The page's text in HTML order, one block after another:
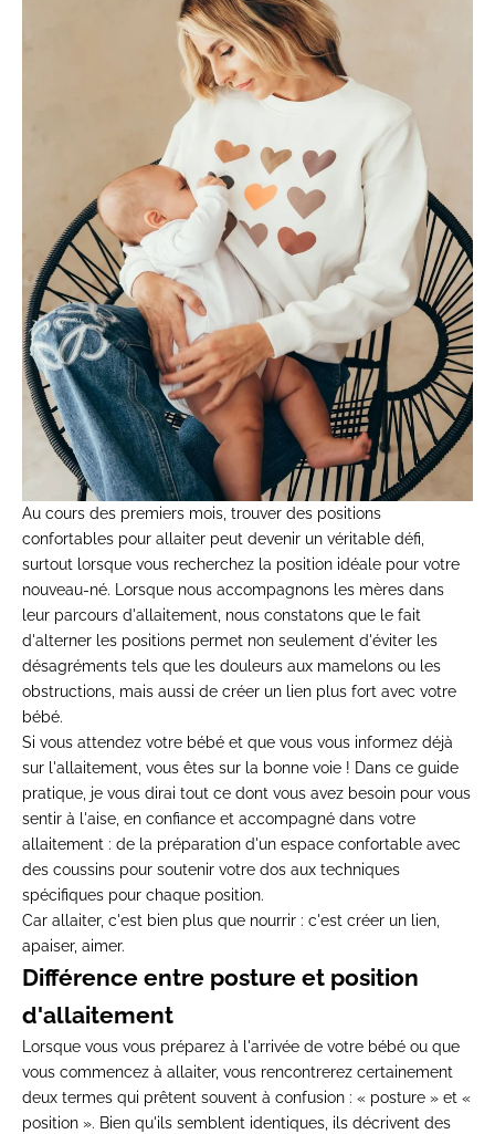
Au cours des premiers mois, trouver des positions
confortables pour allaiter peut devenir un véritable défi,
surtout lorsque vous recherchez la position idéale pour votre
nouveau-né. Lorsque nous accompagnons les mères dans
leur parcours d'allaitement, nous constatons que le fait
d'alterner les positions permet non seulement d'éviter les
désagréments tels que les douleurs aux mamelons ou les
obstructions, mais aussi de créer un lien plus fort avec votre
bébé.
Si vous attendez votre bébé et que vous vous informez déjà
sur l'allaitement, vous êtes sur la bonne voie ! Dans ce guide
pratique, je vous dirai tout ce dont vous avez besoin pour vous
sentir à l'aise, en confiance et accompagné dans votre
allaitement : de la préparation d'un espace confortable avec
des coussins pour soutenir votre dos aux techniques
spécifiques pour chaque position.
Car allaiter, c'est bien plus que nourrir : c'est créer un lien,
apaiser, aimer.
Différence entre posture et position
d'allaitement
Lorsque vous vous préparez à l'arrivée de votre bébé ou que
vous commencez à allaiter, vous rencontrerez certainement
deux termes qui prêtent souvent à confusion : « posture » et «
position ». Bien qu'ils semblent identiques, ils décrivent des